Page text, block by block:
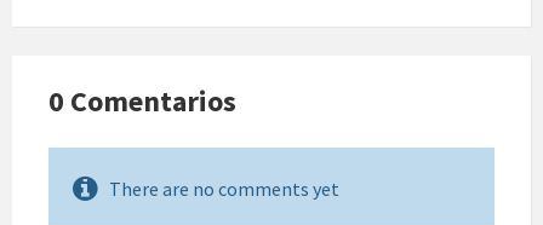
0 Comentarios
There are no comments yet